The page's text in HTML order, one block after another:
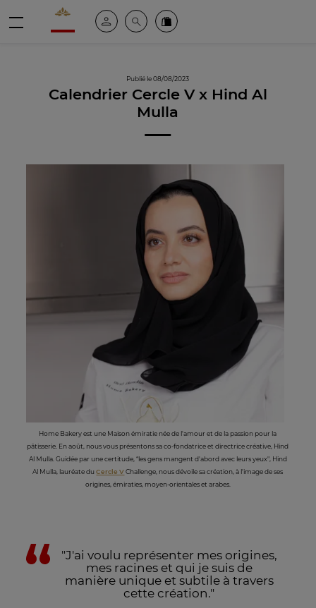
Valrhona - Imaginons le meilleur du chocolat
Espace clientRechercheCommandez en ligne
Publié le 08/08/2023
Calendrier Cercle V x Hind Al
Mulla
Home Bakery est une Maison émiratie née de l'amour et de la passion pour la
pâtisserie. En août, nous vous présentons sa co-fondatrice et directrice créative, Hind
Al Mulla. Guidée par une certitude, “les gens mangent d'abord avec leurs yeux", Hind
Al Mulla, lauréate duCercle VChallenge, nous dévoile sa création, à l'image de ses
origines, émiraties, moyen-orientales et arabes.
"J'ai voulu représenter mes origines,
mes racines et qui je suis de
manière unique et subtile à travers
cette création."